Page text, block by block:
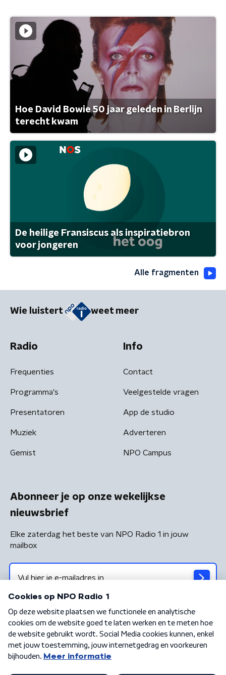
Hoe David Bowie 50 jaar geleden in Berlijn
terecht kwam
De heilige Fransiscus als inspiratiebron
voor jongeren
Alle fragmenten
Wie luistert weet meer
Radio
Frequenties
Programma's
Presentatoren
Muziek
Gemist
Info
Contact
Veelgestelde vragen
App de studio
Adverteren
NPO Campus
Abonneer je op onze wekelijkse
nieuwsbrief
Elke zaterdag het beste van NPO Radio 1 in jouw
mailbox
Algemene voorwaarden